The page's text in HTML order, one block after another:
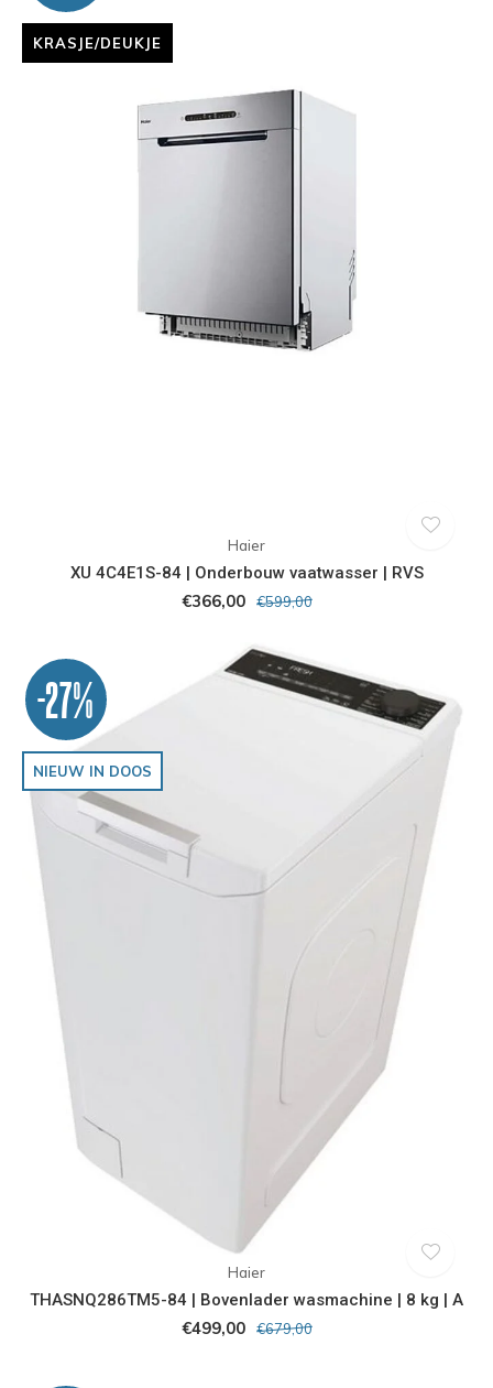
KRASJE/DEUKJE
Haier
XU 4C4E1S-84 | Onderbouw vaatwasser | RVS
€366,00 €599,00
-27%
NIEUW IN DOOS
Haier
THASNQ286TM5-84 | Bovenlader wasmachine | 8 kg | A
€499,00 €679,00